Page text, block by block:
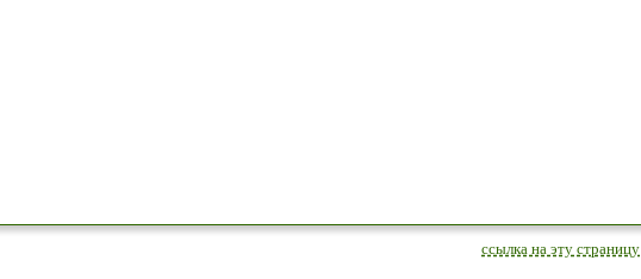
ссылка на эту страницу